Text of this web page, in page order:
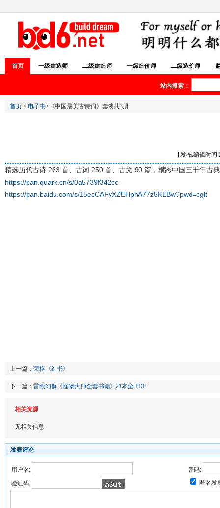
首页 一级建造师 二级建造师 一级造价师 二级造价师
站内搜索：
首页 > 电子书>《中国最美古诗词》套装共3册
【发布/编辑时
精选历代古诗 263 首、古词 250 首、古文 90 篇，横跨中国三千年古
https://pan.quark.cn/s/0a5739f342cc
https://pan.baidu.com/s/15ecCAFyXZEHphA77z5KEBw?pwd=cglt
上一篇： 荣格《红书》
下一篇： 雷欧幻像《怪物大师全套书籍》21本全 PDF
相关资源
无相关信息
发表评论
用户名:
密码:
验证码:
匿名发